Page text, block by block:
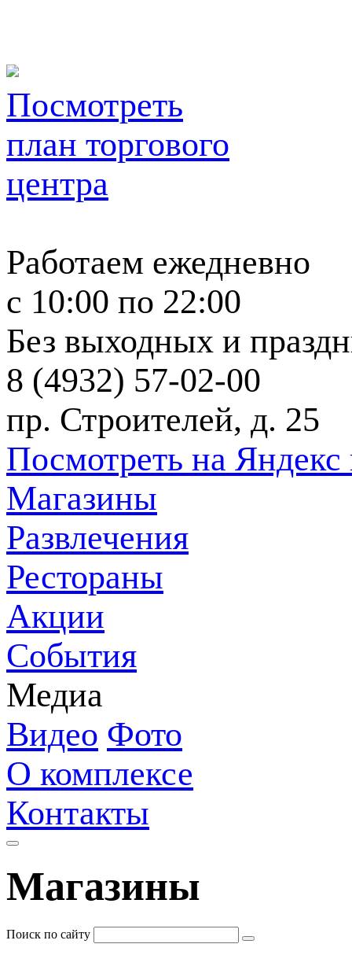
Посмотреть
план торгового
центра
Работаем ежедневно
c 10:00 по 22:00
Без выходных и
8 (4932) 57-02-00
пр. Строителей, д. 25
Посмотреть на Яндекс
Магазины
Развлечения
Рестораны
Акции
События
Медиа
Видео Фото
О комплексе
Контакты
Магазины
Поиск по сайту